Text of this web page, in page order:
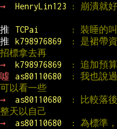
→
HenryLin123 : 崩潰就好
推 TCPai
: 裝睡的
推
k798976869
: 是裙帶
招標拿去再
→
k798976869
: 追加預算
噓
as80110680
: 我也說
可以看一些
→
as80110680
: 比較落後
整天以自己
→
as80110680
: 為標準